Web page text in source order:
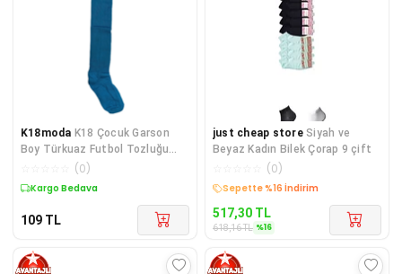
K18moda K18 Çocuk Garson
Boy Türkuaz Futbol Tozluğu
(36-39 No)(0)
Kargo Bedava
109 TL
just cheap store Siyah ve
Beyaz Kadın Bilek Çorap 9 çift
(0)
Sepette %16 İndirim
517,30 TL
618,16TL %16